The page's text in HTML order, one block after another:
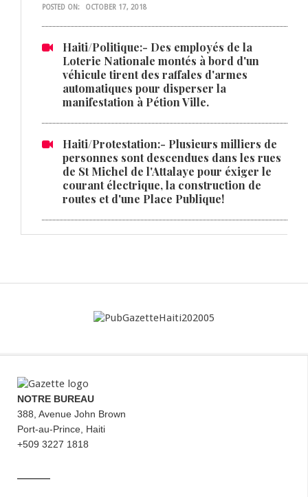
POSTED ON: OCTOBER 17, 2018
Haiti/Politique:- Des employés de la
Loterie Nationale montés à bord d'un
véhicule tirent des raffales d'armes
automatiques pour disperser la
manifestation à Pétion Ville.
Haiti/Protestation:- Plusieurs milliers de
personnes sont descendues dans les rues
de St Michel de l'Attalaye pour éxiger le
courant électrique, la construction de
routes et d'une Place Publique!
NOTRE BUREAU
388, Avenue John Brown
Port-au-Prince, Haiti
+509 3227 1818